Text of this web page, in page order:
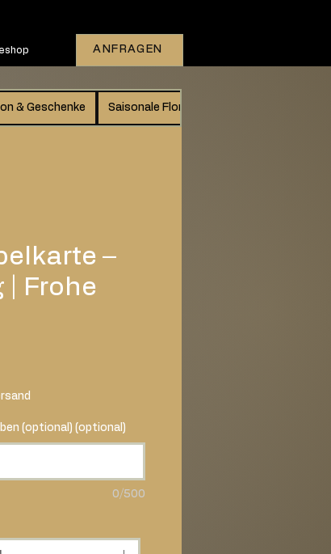
ANFRAGEN
& Geschenke Saisonale Floristik
–
| Frohe
(optional) (optional)
0/500